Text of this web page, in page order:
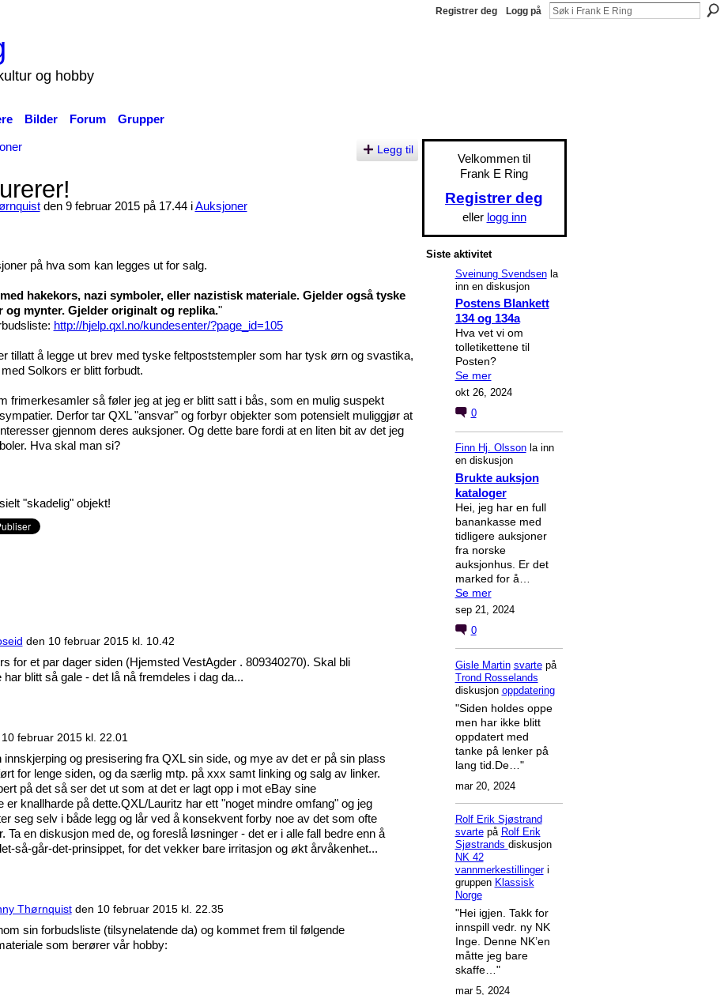
Registrer deg Logg på
og hobby
Bilder Forum Grupper
Legg til
den 9 februar 2015 på 17.44 iAuksjoner
på hva som kan legges ut for salg.
hakekors, nazi symboler, eller nazistisk materiale. Gjelder også tyske
mynter. Gjelder originalt og replika."
http://hjelp.qxl.no/kundesenter/?page_id=105
tillatt å legge ut brev med tyske feltpoststempler som har tysk ørn og svastika,
Solkors er blitt forbudt.
frimerkesamler så føler jeg at jeg er blitt satt i bås, som en mulig suspekt
Derfor tar QXL "ansvar" og forbyr objekter som potensielt muliggjør at
gjennom deres auksjoner. Og dette bare fordi at en liten bit av det jeg
Hva skal man si?
"skadelig" objekt!
den 10 februar 2015 kl. 10.42
for et par dager siden (Hjemsted VestAgder . 809340270). Skal bli
blitt så gale - det lå nå fremdeles i dag da...
10 februar 2015 kl. 22.01
innskjerping og presisering fra QXL sin side, og mye av det er på sin plass
for lenge siden, og da særlig mtp. på xxx samt linking og salg av linker.
på det så ser det ut som at det er lagt opp i mot eBay sine
er knallharde på dette.QXL/Lauritz har ett "noget mindre omfang" og jeg
seg selv i både legg og lår ved å konsekvent forby noe av det som ofte
Ta en diskusjon med de, og foreslå løsninger - det er i alle fall bedre enn å
så-går-det-prinsippet, for det vekker bare irritasjon og økt årvåkenhet...
Thørnquistden 10 februar 2015 kl. 22.35
sin forbudsliste (tilsynelatende da) og kommet frem til følgende
som berører vår hobby:
Velkommen til
Frank E Ring
Registrer deg
eller logg inn
Siste aktivitet
Sveinung Svendsenla
inn en diskusjon
Postens Blankett
134 og 134a
Hva vet vi om
tolletikettene til
Posten?
Se mer
okt 26, 2024
0
Finn Hj. Olssonla inn
en diskusjon
Brukte auksjon
kataloger
Hei, jeg har en full
banankasse med
tidligere auksjoner
fra norske
auksjonhus. Er det
marked for å…
Se mer
sep 21, 2024
0
Gisle Martin svartepå
Trond Rosselands
diskusjon oppdatering
"Siden holdes oppe
men har ikke blitt
oppdatert med
tanke på lenker på
lang tid.De…"
mar 20, 2024
Rolf Erik Sjøstrand
svartepå Rolf Erik
Sjøstrands diskusjon
NK 42
vannmerkestillingeri
gruppen Klassisk
Norge
"Hei igjen. Takk for
innspill vedr. ny NK
Inge. Denne NK’en
måtte jeg bare
skaffe…"
mar 5, 2024